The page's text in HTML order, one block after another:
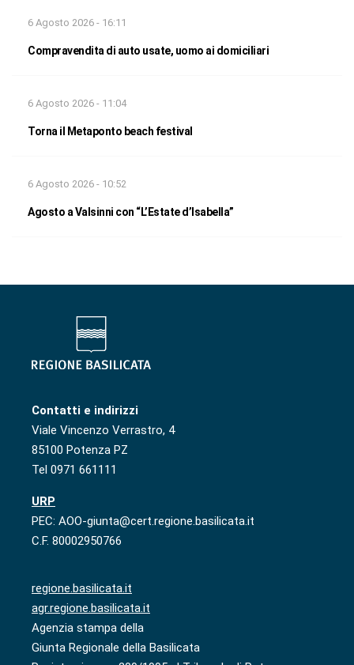
6 Agosto 2026 - 16:11
Compravendita di auto usate, uomo ai domiciliari
6 Agosto 2026 - 11:04
Torna il Metaponto beach festival
6 Agosto 2026 - 10:52
Agosto a Valsinni con “L’Estate d’Isabella”
Contatti e indirizzi
Viale Vincenzo Verrastro, 4
85100 Potenza PZ
Tel 0971 661111
URP
PEC: AOO-giunta@cert.regione.basilicata.it
C.F. 80002950766
regione.basilicata.it
agr.regione.basilicata.it
Agenzia stampa della
Giunta Regionale della Basilicata